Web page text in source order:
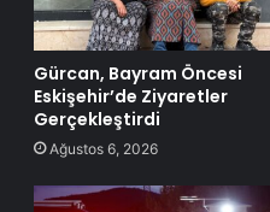
Gürcan, Bayram Öncesi
Eskişehir’de Ziyaretler
Gerçekleştirdi
Ağustos 6, 2026